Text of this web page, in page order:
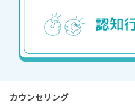
カウンセリング